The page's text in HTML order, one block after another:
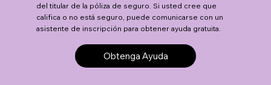
del titular de la póliza de seguro. Si usted cree que
califica o no está seguro, puede comunicarse con un
asistente de inscripción para obtener ayuda gratuita.
Obtenga Ayuda